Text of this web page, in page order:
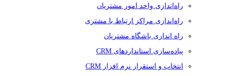
راه‌اندازی واحد امور مشتریان
راه‌اندازی مراکز ارتباط با مشتری
راه اندازی باشگاه مشتریان
پیاده‌سازی استانداردهای CRM
انتخاب و استقرار نرم افزار CRM